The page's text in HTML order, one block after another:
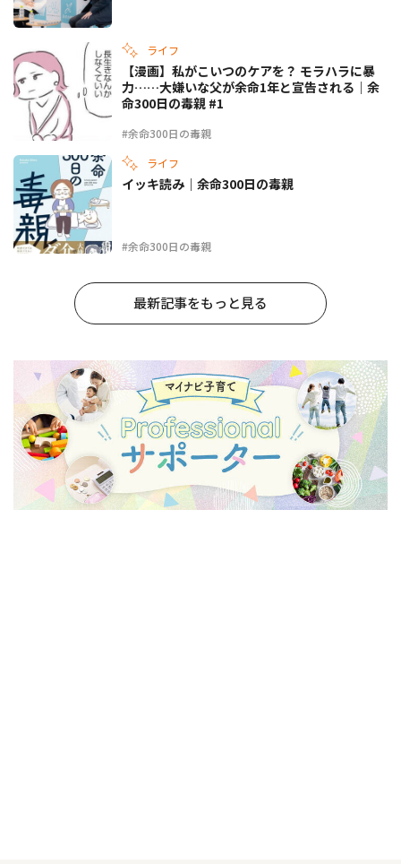
ライフ
#余命300日の毒親
【漫画】私がこいつのケアを？ モラハラに暴
力……大嫌いな父が余命1年と宣告される｜余
命300日の毒親 #1
ライフ
#余命300日の毒親
イッキ読み｜余命300日の毒親
最新記事をもっと見る